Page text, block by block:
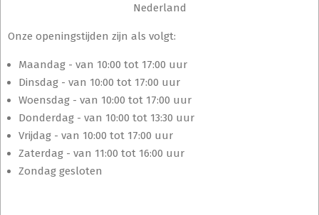
Nederland
Onze openingstijden zijn als volgt:
Maandag - van 10:00 tot 17:00 uur
Dinsdag - van 10:00 tot 17:00 uur
Woensdag - van 10:00 tot 17:00 uur
Donderdag - van 10:00 tot 13:30 uur
Vrijdag - van 10:00 tot 17:00 uur
Zaterdag - van 11:00 tot 16:00 uur
Zondag gesloten